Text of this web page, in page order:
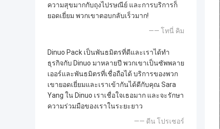
ความสุขมากกับถุงไปรษณีย์ และการบริการก็
ยอดเยี่ยม พวกเขาตอบกลับเร็วมาก!
—— โทนี่ คิม
Dinuo Pack เป็นพันธมิตรที่ดีและเราได้ทำ
ธุรกิจกับ Dinuo มาหลายปี พวกเขาเป็นซัพพลาย
เออร์และพันธมิตรที่เชื่อถือได้ บริการของพวก
เขายอดเยี่ยมและเราเข้ากันได้ดีกับคุณ Sara
Yang ใน Dinuo เราเชื่อใจเธอมาก และจะรักษา
ความร่วมมือของเราในระยะยาว
—— ดีน โปรเซอร์